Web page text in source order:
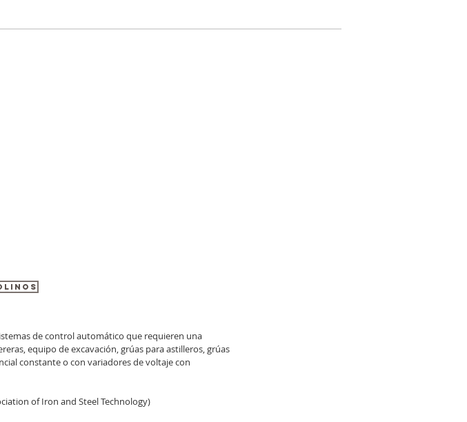
de control automático que requieren una
equipo de excavación, grúas para astilleros, grúas
constante o con variadores de voltaje con
of Iron and Steel Technology)